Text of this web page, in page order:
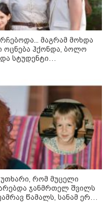
- ამერიკასთან
მოლაპარაკებებს არ
ხელმძღვანელი
სრუტის გახსნამდე აშშ-
უყენებს
მაგრამ მოხდა
ოცნება ჰქონდა, ბოლო
სტუდენტი
უთხარი, რომ მუცელი
ჯანმრთელ შვილს
წამალს, სანამ ერთ